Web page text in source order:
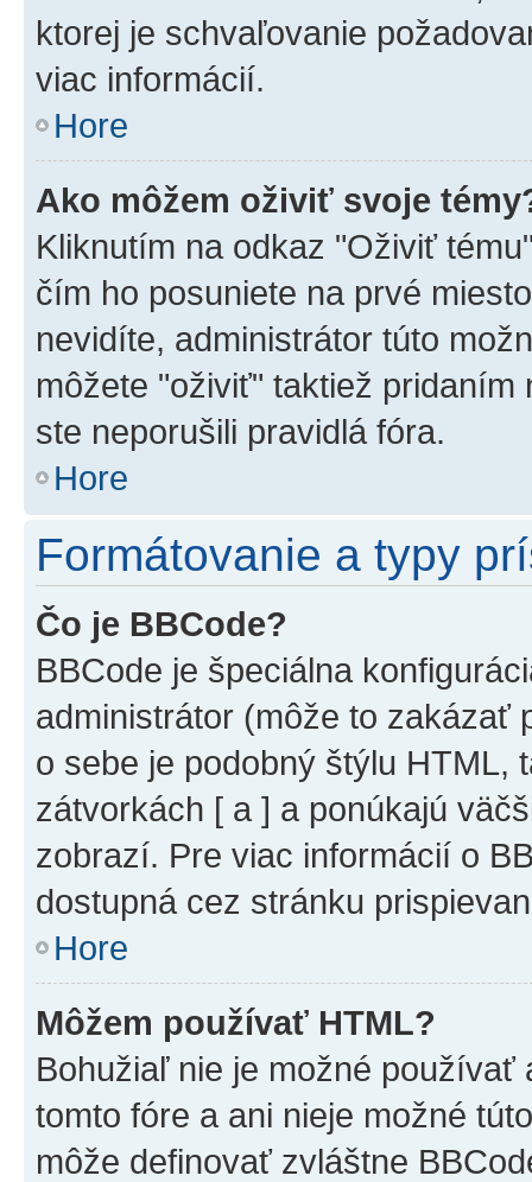
ktorej je schvaľovanie
viac informácií.
Hore
Ako môžem oživiť svoje
Kliknutím na odkaz "Oživiť
čím ho posuniete na prvé
nevidíte, administrátor túto
môžete "oživiť" taktiež
ste neporušili pravidlá fóra.
Hore
Formátovanie a typy
Čo je BBCode?
BBCode je špeciálna
administrátor (môže to zakázať
o sebe je podobný štýlu HTML,
zátvorkách [ a ] a ponúkajú
zobrazí. Pre viac informácií o
dostupná cez stránku
Hore
Môžem používať HTML?
Bohužiaľ nie je možné
tomto fóre a ani nieje možné
môže definovať zvláštne